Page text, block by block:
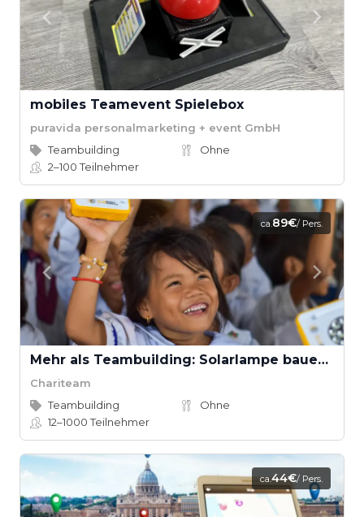
mobiles Teamevent Spielebox
puravida personalmarketing + event GmbH
Teambuilding
Ohne
2–100Teilnehmer
ca.89€/ Pers.
Mehr als Teambuilding: Solarlampe bauen für Kinder der Welt
Chariteam
Teambuilding
Ohne
12–1000Teilnehmer
ca.44€/ Pers.